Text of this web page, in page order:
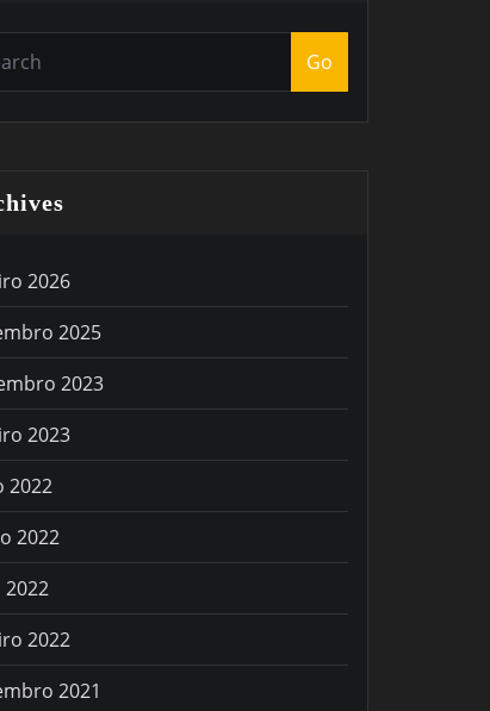
Go
2026
2025
2023
2023
2022
2022
2022
2021